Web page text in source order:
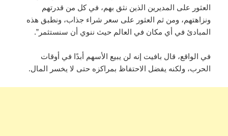
العثور على المديرين الذين نثق بهم، في كل من قدرتهم
ونزاهتهم، ومن ثم العثور على سعر شراء جذاب، ونطبق هذه
المبادئ في أي مكان في العالم حيث ننوي أن سنستثمر”.
في الواقع، قال بافيت إنه لن يبيع الأسهم أبدًا في أوقات
الحرب، ولكنه يفضل الاحتفاظ بمراكزه حتى لا يخسر المال.